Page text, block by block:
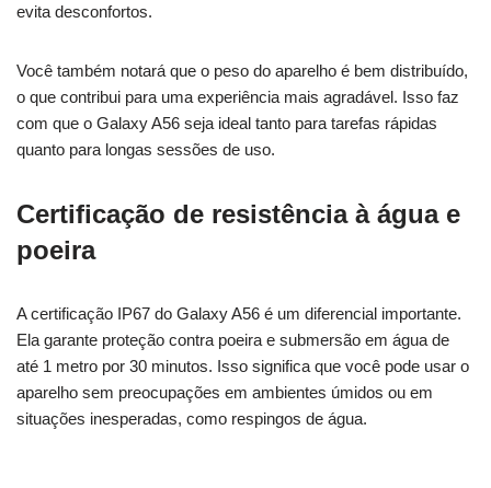
evita desconfortos.
Você também notará que o peso do aparelho é bem distribuído,
o que contribui para uma experiência mais agradável. Isso faz
com que o Galaxy A56 seja ideal tanto para tarefas rápidas
quanto para longas sessões de uso.
Certificação de resistência à água e
poeira
A certificação IP67 do Galaxy A56 é um diferencial importante.
Ela garante proteção contra poeira e submersão em água de
até 1 metro por 30 minutos. Isso significa que você pode usar o
aparelho sem preocupações em ambientes úmidos ou em
situações inesperadas, como respingos de água.